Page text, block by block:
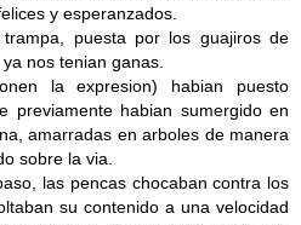
y esperanzados.
puesta por los guajiros de
nos tenian ganas.
la expresion) habian puesto
previamente habian sumergido en
amarradas en arboles de manera
sobre la via.
las pencas chocaban contra los
su contenido a una velocidad